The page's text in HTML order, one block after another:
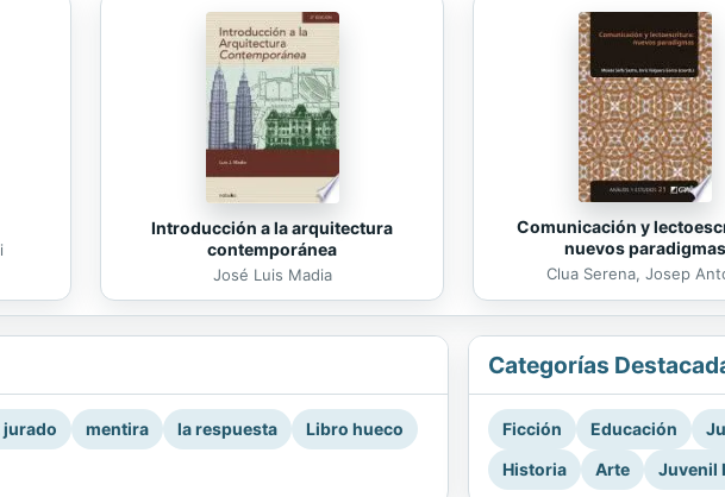
Introducción a la arquitectura
contemporánea
José Luis Madia
Comunicación y
nuevos paradigmas
Clua Serena, Josep
jurado mentira la respuesta Libro hueco
Categorías
Ficción Educación
Historia
Arte Juvenil